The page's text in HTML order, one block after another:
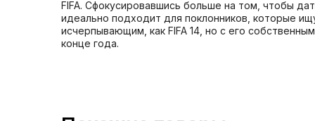
FIFA. Сфокусировавшись больше на том, чтобы
идеально подходит для поклонников, которые
исчерпывающим, как FIFA 14, но с его
конце года.